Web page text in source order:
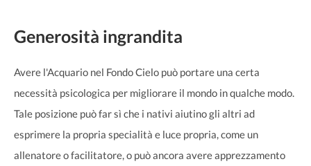
Generosità ingrandita
Avere l'Acquario nel Fondo Cielo può portare una certa
necessità psicologica per migliorare il mondo in qualche modo.
Tale posizione può far sì che i nativi aiutino gli altri ad
esprimere la propria specialità e luce propria, come un
allenatore o facilitatore, o può ancora avere apprezzamento